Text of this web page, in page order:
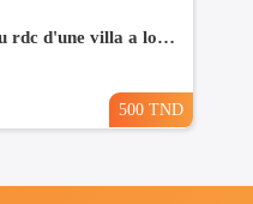
un studio s+2 vide au rdc d'une villa a louer situé a bardo prés de stade
500 TND